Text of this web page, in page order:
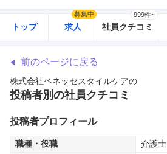
トップ 求人
募集中
社員クチコミ
999件~
前のページに戻る
株式会社ベネッセスタイルケアの
投稿者別の社員クチコミ
投稿者プロフィール
職種・役職
介護士